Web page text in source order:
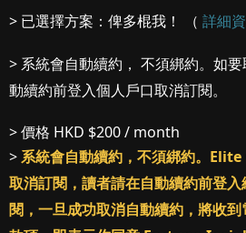
> 已選擇方案：俾多棍我！ （ 詳細
> 系統會自動續約， 不須綁約。如
動續約前登入個人戶口取消訂閱。
> 價格 HKD $200 / month
>系統會自動續約，不須綁約。
取消訂閱，讀者請在自動續約前登
閱，一旦成功取消自動續約，將收